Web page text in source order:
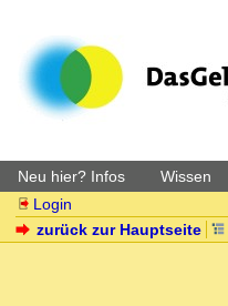
Neu hier? Infos Wissen
Login
zurück zur Hauptseite